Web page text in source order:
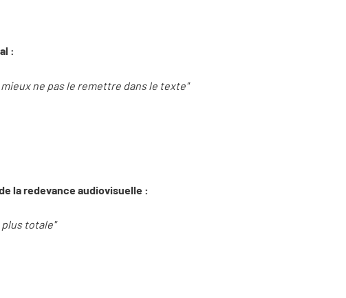
:
ne pas le remettre dans le texte"
la redevance audiovisuelle :
plus totale"